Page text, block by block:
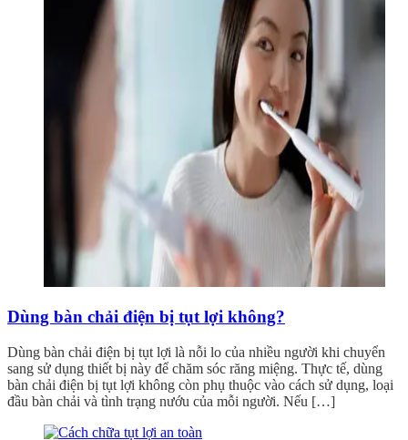
Dùng bàn chải điện bị tụt lợi không?
Dùng bàn chải điện bị tụt lợi là nỗi lo của nhiều người khi chuyển
sang sử dụng thiết bị này để chăm sóc răng miệng. Thực tế, dùng
bàn chải điện bị tụt lợi không còn phụ thuộc vào cách sử dụng, loại
đầu bàn chải và tình trạng nướu của mỗi người. Nếu […]